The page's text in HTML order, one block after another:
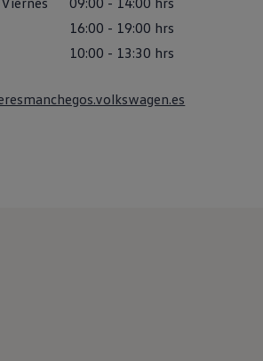
y neumáticos
Volkswagen
16:00 - 19:00 hrs
10:00 - 13:30 hrs